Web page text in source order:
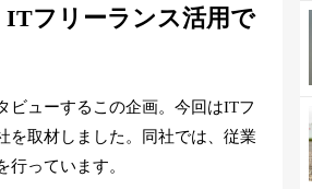
ITフリーランス活用で
ビューするこの企画。今回はITフ
を取材しました。同社では、従業
っています。